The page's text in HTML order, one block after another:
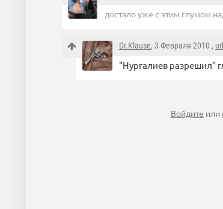
достало уже с этим глумом
Dr.Klause, 3 Февраля 2010 , url
"Нургалиев разрешил"
Войдите или